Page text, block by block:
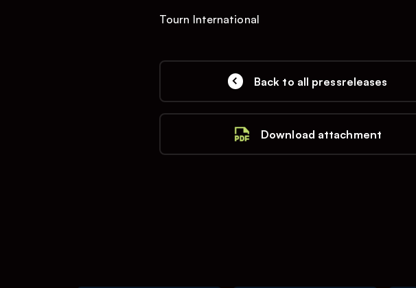
Tourn International
Back to all pressreleases
Download attachment